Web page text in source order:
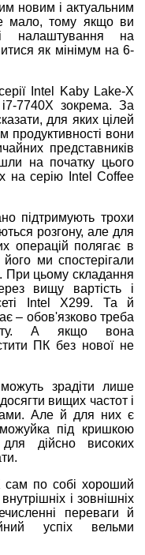
новим і актуальним
мало, тому якщо ви
налаштування на
як мінімум на 6-
Intel Kaby Lake-X
7740X зокрема. За
для яких цілей
продуктивності вони
представників
на початку цього
на серію Intel Coffee
підтримують трохи
розгону, але для
операцій полягає в
ми спостерігали
При цьому складання
вищу вартість і
Intel X299. Та й
– обов'язково треба
А якщо вона
ПК без нової не
зрадіти лише
вищих частот і
Але й для них є
під кришкою
дійсно високих
по собі хороший
і зовнішніх
переваги й
успіх вельми